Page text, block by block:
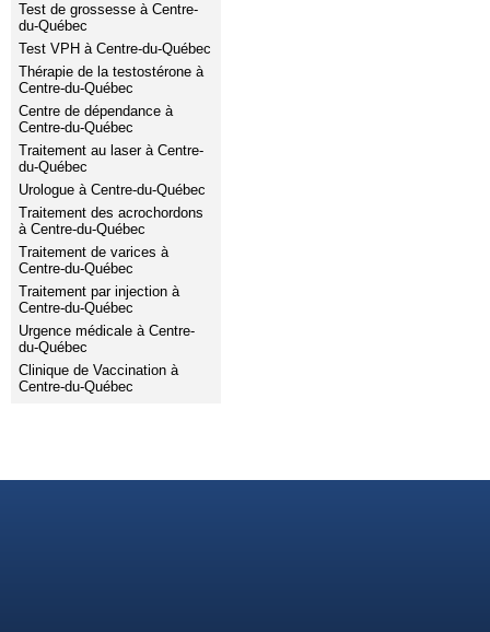
Test de grossesse à Centre-
du-Québec
Test VPH à Centre-du-Québec
Thérapie de la testostérone à
Centre-du-Québec
Centre de dépendance à
Centre-du-Québec
Traitement au laser à Centre-
du-Québec
Urologue à Centre-du-Québec
Traitement des acrochordons
à Centre-du-Québec
Traitement de varices à
Centre-du-Québec
Traitement par injection à
Centre-du-Québec
Urgence médicale à Centre-
du-Québec
Clinique de Vaccination à
Centre-du-Québec